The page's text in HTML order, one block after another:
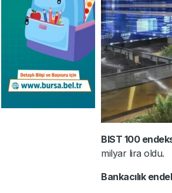
BIST 100
milyar lira oldu.
Bankacılık